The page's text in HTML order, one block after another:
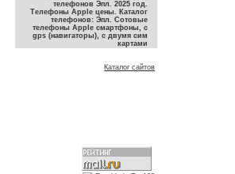
телефонов Эпл. 2025 год.
Телефоны Apple цены. Каталог
телефонов: Эпл. Сотовые
телефоны Apple смартфоны, с
gps (навигаторы), с двумя сим
картами
Каталог сайтов